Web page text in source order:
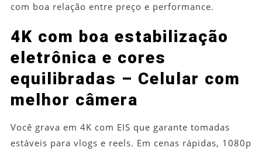
com boa relação entre preço e performance.
4K com boa estabilização
eletrônica e cores
equilibradas – Celular com
melhor câmera
Você grava em 4K com EIS que garante tomadas
estáveis para vlogs e reels. Em cenas rápidas, 1080p